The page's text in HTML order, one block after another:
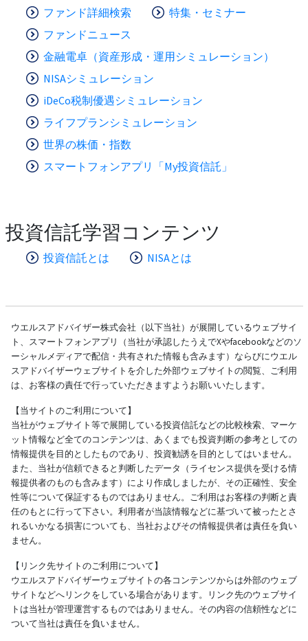
ファンド詳細検索
特集・セミナー
ファンドニュース
金融電卓（資産形成・運用シミュレーション）
NISAシミュレーション
iDeCo税制優遇シミュレーション
ライフプランシミュレーション
世界の株価・指数
スマートフォンアプリ「My投資信託」
投資信託学習コンテンツ
投資信託とは NISAとは
ウエルスアドバイザー株式会社（以下当社）が展開しているウェブサイ
ト、スマートフォンアプリ（当社が承認したうえでXやfacebookなどのソ
ーシャルメディアで配信・共有された情報も含みます）ならびにウエル
スアドバイザーウェブサイトを介した外部ウェブサイトの閲覧、ご利用
は、お客様の責任で行っていただきますようお願いいたします。
【当サイトのご利用について】
当社がウェブサイト等で展開している投資信託などの比較検索、マーケ
ット情報など全てのコンテンツは、あくまでも投資判断の参考としての
情報提供を目的としたものであり、投資勧誘を目的としてはいません。
また、当社が信頼できると判断したデータ（ライセンス提供を受ける情
報提供者のものも含みます）により作成しましたが、その正確性、安全
性等について保証するものではありません。ご利用はお客様の判断と責
任のもとに行って下さい。利用者が当該情報などに基づいて被ったとさ
れるいかなる損害についても、当社およびその情報提供者は責任を負い
ません。
【リンク先サイトのご利用について】
ウエルスアドバイザーウェブサイトの各コンテンツからは外部のウェブ
サイトなどへリンクをしている場合があります。リンク先のウェブサイ
トは当社が管理運営するものではありません。その内容の信頼性などに
ついて当社は責任を負いません。